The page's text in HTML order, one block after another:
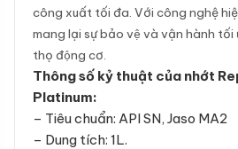
công xuất tối đa. Với công nghệ
mang lại sự bảo vệ và vận hành tối
thọ động cơ.
Thông số kỷ thuật của nhớt
Platinum:
– Tiêu chuẩn: API SN, Jaso MA2
– Dung tích: 1L.